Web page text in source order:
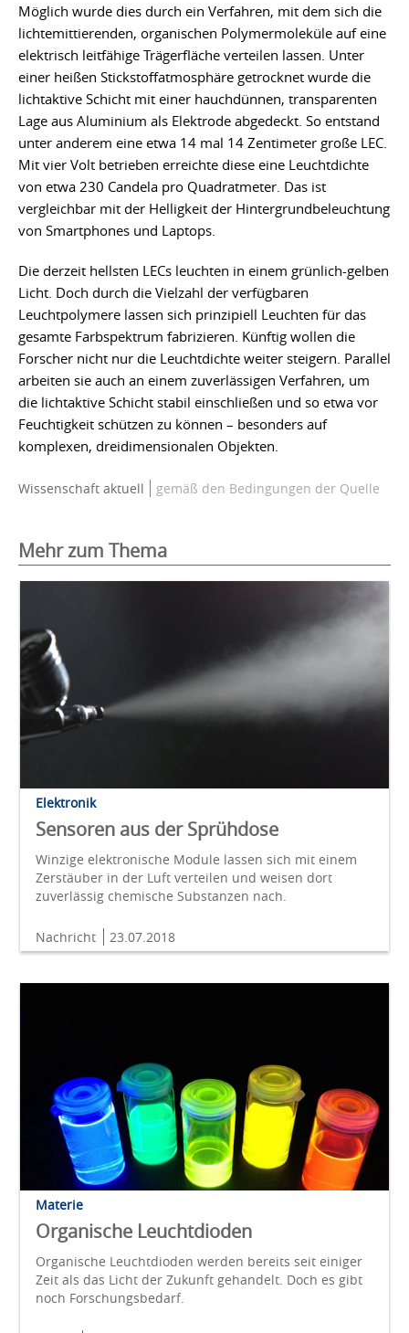
Möglich wurde dies durch ein Verfahren, mit dem sich die
lichtemittierenden, organischen Polymermoleküle auf eine
elektrisch leitfähige Trägerfläche verteilen lassen. Unter
einer heißen Stickstoffatmosphäre getrocknet wurde die
lichtaktive Schicht mit einer hauchdünnen, transparenten
Lage aus Aluminium als Elektrode abgedeckt. So entstand
unter anderem eine etwa 14 mal 14 Zentimeter große LEC.
Mit vier Volt betrieben erreichte diese eine Leuchtdichte
von etwa 230 Candela pro Quadratmeter. Das ist
vergleichbar mit der Helligkeit der Hintergrundbeleuchtung
von Smartphones und Laptops.
Die derzeit hellsten LECs leuchten in einem grünlich-gelben
Licht. Doch durch die Vielzahl der verfügbaren
Leuchtpolymere lassen sich prinzipiell Leuchten für das
gesamte Farbspektrum fabrizieren. Künftig wollen die
Forscher nicht nur die Leuchtdichte weiter steigern. Parallel
arbeiten sie auch an einem zuverlässigen Verfahren, um
die lichtaktive Schicht stabil einschließen und so etwa vor
Feuchtigkeit schützen zu können – besonders auf
komplexen, dreidimensionalen Objekten.
Wissenschaft aktuell gemäß den Bedingungen der Quelle
Mehr zum Thema
Elektronik
Sensoren aus der Sprühdose
Winzige elektronische Module lassen sich mit einem
Zerstäuber in der Luft verteilen und weisen dort
zuverlässig chemische Substanzen nach.
Nachricht 23.07.2018
Materie
Organische Leuchtdioden
Organische Leuchtdioden werden bereits seit einiger
Zeit als das Licht der Zukunft gehandelt. Doch es gibt
noch Forschungsbedarf.